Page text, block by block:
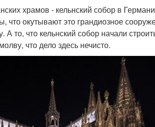
храмов - кельнский собор в
что окутывают это грандиозное
то, что кельнский собор начали
что дело здесь нечисто.